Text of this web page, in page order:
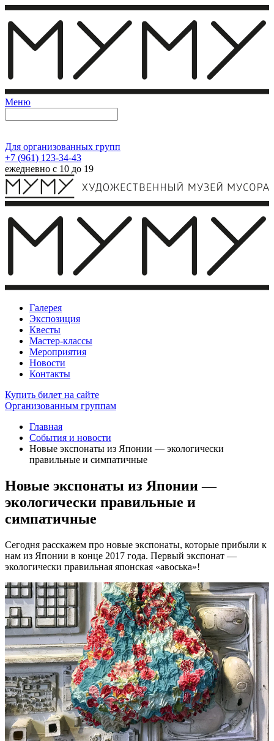
Меню
Для организованных групп
+7 (961) 123-34-43
ежедневно с 10 до 19
Галерея
Экспозиция
Квесты
Мастер-классы
Мероприятия
Новости
Контакты
Купить билет на сайте
Организованным группам
Главная
События и новости
Новые экспонаты из Японии — экологически
правильные и симпатичные
Новые экспонаты из Японии —
экологически правильные и
симпатичные
Сегодня расскажем про новые экспонаты, которые прибыли к
нам из Японии в конце 2017 года. Первый экспонат —
экологически правильная японская «авоська»!